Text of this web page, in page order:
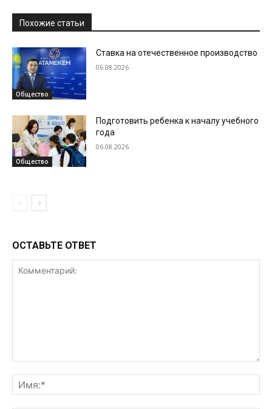
Похожие статьи
Общество
Ставка на отечественное производство
06.08.2026
Общество
Подготовить ребенка к началу учебного
года
06.08.2026
ОСТАВЬТЕ ОТВЕТ